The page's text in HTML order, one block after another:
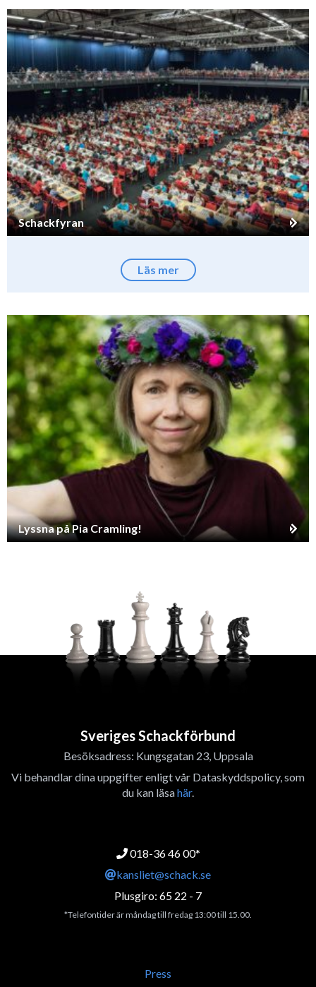
Schackfyran
Läs mer
Lyssna på Pia Cramling!
Sveriges Schackförbund
Besöksadress: Kungsgatan 23, Uppsala
Vi behandlar dina uppgifter enligt vår Dataskyddspolicy, som
du kan läsahär.
018-36 46 00*
kansliet@schack.se
Plusgiro: 65 22 - 7
*Telefontider är måndag till fredag 13:00 till 15.00.
Press